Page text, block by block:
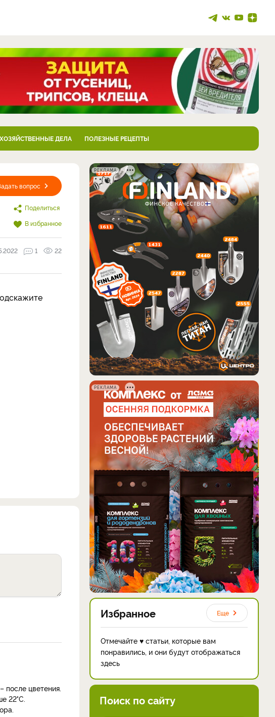
ХОЗЯЙСТВЕННЫЕ ДЕЛА ПОЛЕЗНЫЕ РЕЦЕПТЫ
вопрос
Поделиться
В избранное
1 22
после цветения.
22°C.
РЕКЛАМА
РЕКЛАМА
Избранное Еще
Отмечайте ♥ статьи, которые вам
понравились, и они будут отображаться
здесь
Поиск по сайту